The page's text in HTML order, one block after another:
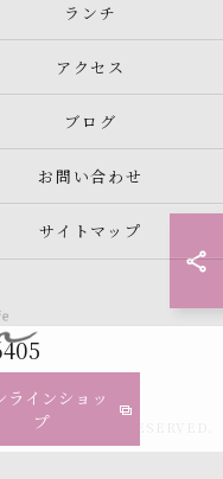
ラインショッ
プ
ランチ
アクセス
ブログ
お問い合わせ
サイトマップ
ALL RIGHTS RESERVED.